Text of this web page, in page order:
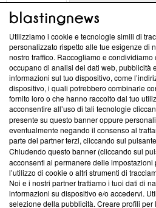
ABOUT
Questa sezione offre informazioni
News, sui nostri processi editoriali
creare news di qualità. Inoltre,
‘Trust Project - News with Integrity’
ancora membro del programma,
parte; Trust Project non ha ancora
conformità agli standard.
Su di noi
Team editoriale
Corporate
Utilizziamo i cookie e tecnologie simili di
personalizzato rispetto alle tue esigenze di
nostro traffico. Raccogliamo e condividiamo
occupano di analisi dei dati web, pubblicità
informazioni sul tuo dispositivo, come
dispositivo, i quali potrebbero combinarle
fornito loro o che hanno raccolto dal tuo
acconsentire all’uso di tali tecnologie
presente su questo banner oppure
eventualmente negando il consenso al
parte dei partner terzi, cliccando sul pulsante
Chiudendo questo banner (cliccando sul
acconsenti al permanere delle
l’utilizzo di cookie o altri strumenti di
Noi e i nostri partner trattiamo i tuoi dati di
informazioni su dispositivo e/o accedervi.
selezione della pubblicità. Creare profili